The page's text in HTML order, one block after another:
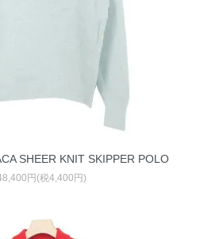
SHEER KNIT SKIPPER POLO
円(税4,400円)